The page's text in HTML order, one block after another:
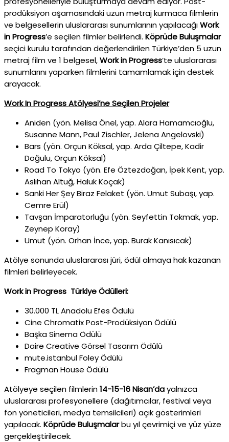
prodüksiyon aşamasındaki uzun metraj kurmaca filmlerin
ve belgesellerin uluslararası sunumlarının yapılacağıWork
in Progress’e seçilen filmler belirlendi. Köprüde Buluşmalar
seçici kurulu tarafından değerlendirilen Türkiye’den 5 uzun
metraj film ve 1 belgesel,Work in Progress’te uluslararası
sunumlarını yaparken filmlerini tamamlamak için destek
arayacak.
Work In Progress Atölyesi’ne Seçilen Projeler
Aniden (yön. Melisa Önel, yap. Alara Hamamcıoğlu,
Susanne Mann, Paul Zischler, Jelena Angelovski)
Bars (yön. Orçun Köksal, yap. Arda Çiltepe, Kadir
Doğulu, Orçun Köksal)
Road To Tokyo (yön. Efe Öztezdoğan, İpek Kent, yap.
Aslıhan Altuğ, Haluk Koçak)
Sanki Her Şey Biraz Felaket (yön. Umut Subaşı, yap.
Cemre Erül)
Tavşan İmparatorluğu (yön. Seyfettin Tokmak, yap.
Zeynep Koray)
Umut (yön. Orhan İnce, yap. Burak Kanısıcak)
Atölye sonunda uluslararası jüri, ödül almaya hak kazanan
filmleri belirleyecek.
Work in Progress Türkiye Ödülleri:
30.000 TL Anadolu Efes Ödülü
Cine Chromatix Post-Prodüksiyon Ödülü
Başka Sinema Ödülü
Daire Creative Görsel Tasarım Ödülü
mute.istanbul Foley Ödülü
Fragman House Ödülü
Atölyeye seçilen filmlerin14-15-16 Nisan’dayalnızca
uluslararası profesyonellere (dağıtımcılar, festival veya
fon yöneticileri, medya temsilcileri) açık gösterimleri
yapılacak. Köprüde Buluşmalarbu yıl çevrimiçi ve yüz yüze
gerçekleştirilecek.